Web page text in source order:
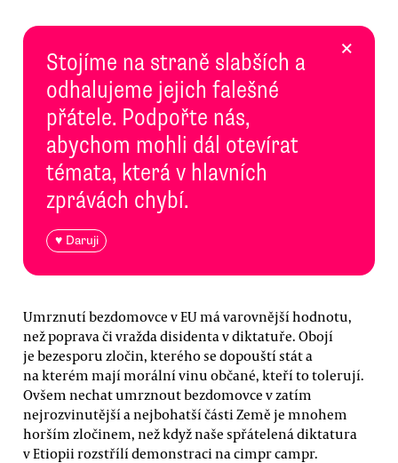
Stojíme na straně slabších a
odhalujeme jejich falešné
přátele. Podpořte nás,
abychom mohli dál otevírat
témata, která v hlavních
zprávách chybí.
♥ Daruji
×
Umrznutí bezdomovce v EU má varovnější hodnotu,
než poprava či vražda disidenta v diktatuře. Obojí
je bezesporu zločin, kterého se dopouští stát a
na kterém mají morální vinu občané, kteří to tolerují.
Ovšem nechat umrznout bezdomovce v zatím
nejrozvinutější a nejbohatší části Země je mnohem
horším zločinem, než když naše spřátelená diktatura
v Etiopii rozstřílí demonstraci na cimpr campr.